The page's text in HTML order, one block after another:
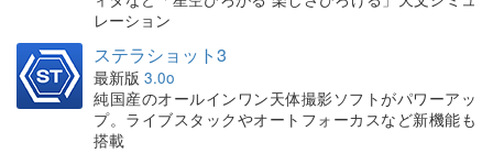
レーション
ステラショット3
最新版 3.0o
純国産のオールインワン天体撮影ソフトがパワーアッ
プ。ライブスタックやオートフォーカスなど新機能も
搭載